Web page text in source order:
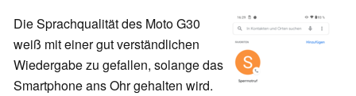
Die Sprachqualität des Moto G30
weiß mit einer gut verständlichen
Wiedergabe zu gefallen, solange das
Smartphone ans Ohr gehalten wird.